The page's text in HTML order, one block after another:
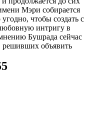
Мэри собирается
чтобы создать с
интригу в
Бушрада сейчас
решивших объявить